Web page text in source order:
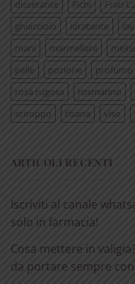
dissetante
Fichi Frati
ghiacciolo
idratante
mani
marmellate
pelle
pozione profumo
rosa rugosa
rosmarino
sciroppo
tisana viso
ARTICOLI RECENTI
Iscriviti al canale
solo in farmacia!
Cosa mettere in
da portare sempre